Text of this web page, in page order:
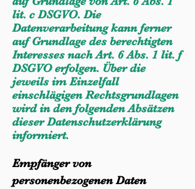
lit. c DSGVO. Die
Datenverarbeitung kann ferner
auf Grundlage des berechtigten
Interesses nach Art. 6 Abs. 1 lit. f
DSGVO erfolgen. Über die
jeweils im Einzelfall
einschlägigen Rechtsgrundlagen
wird in den folgenden Absätzen
dieser Datenschutzerklärung
informiert.
Empfänger von
personenbezogenen Daten